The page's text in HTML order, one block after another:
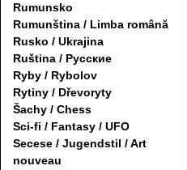
Rumunsko
Rumunština / Limba română
Rusko / Ukrajina
Ruština / Русские
Ryby / Rybolov
Rytiny / Dřevoryty
Šachy / Chess
Sci-fi / Fantasy / UFO
Secese / Jugendstil / Art
nouveau